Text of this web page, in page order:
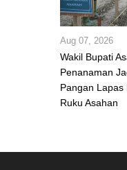
Aug 07, 2026
Wakil Bupati
Penanaman
Pangan Lapas
Ruku Asahan